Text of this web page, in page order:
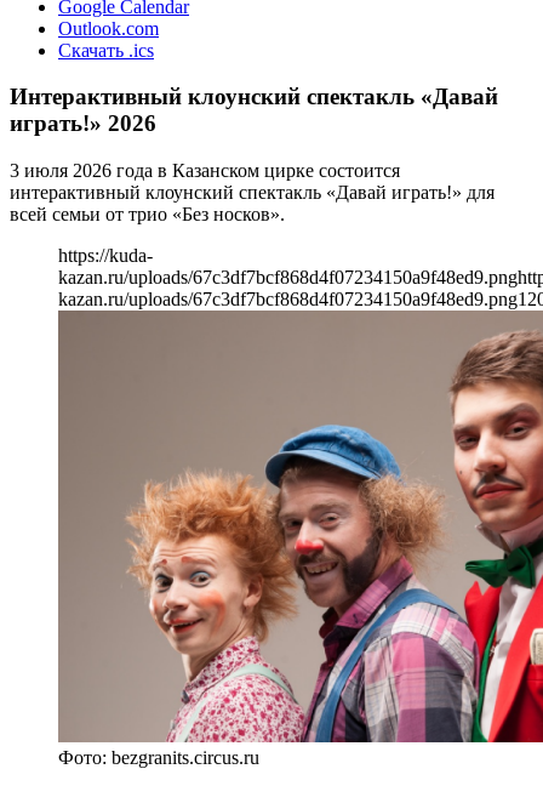
Google Calendar
Outlook.com
Скачать .ics
Интерактивный клоунский спектакль «Давай
играть!» 2026
3 июля 2026 года в Казанском цирке состоится
интерактивный клоунский спектакль «Давай играть!» для
всей семьи от трио «Без носков».
https://kuda-
kazan.ru/uploads/67c3df7bcf868d4f07234150a9f48ed9.png
kazan.ru/uploads/67c3df7bcf868d4f07234150a9f48ed9.png
Фото: bezgranits.circus.ru